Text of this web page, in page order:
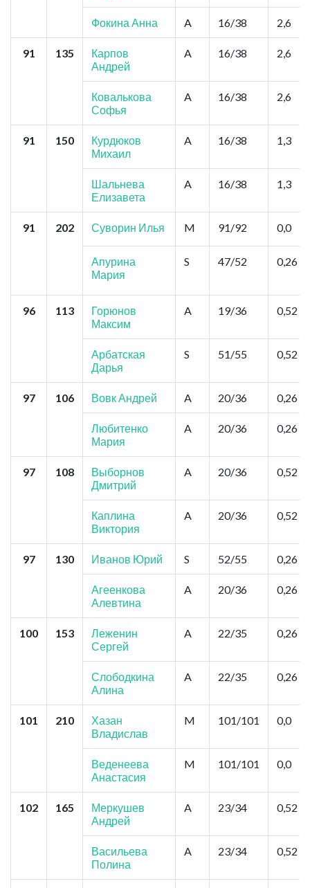
Фокина Анна A 16/38 2,6
91 135
Карпов
Андрей
A 16/38 2,6
Ковалькова
Софья
A 16/38 2,6
91 150
Курдюков
Михаил
A 16/38 1,3
Шальнева
Елизавета
A 16/38 1,3
91 202 Суворин Илья M 91/92 0,0
Апурина
Мария
S 47/52 0,26
96 113
Горюнов
Максим
A 19/36 0,52
Арбатская
Дарья
S 51/55 0,52
97 106 Вовк Андрей A 20/36 0,26
Любитенко
Мария
A 20/36 0,26
97 108
Выборнов
Дмитрий
A 20/36 0,52
Каплина
Виктория
A 20/36 0,52
97 130 Иванов Юрий S 52/55 0,26
Агеенкова
Алевтина
A 20/36 0,26
100 153
Леженин
Сергей
A 22/35 0,26
Слободкина
Алина
A 22/35 0,26
101 210
Хазан
Владислав
M 101/101 0,0
Веденеева
Анастасия
M 101/101 0,0
102 165
Меркушев
Андрей
A 23/34 0,52
Васильева
Полина
A 23/34 0,52